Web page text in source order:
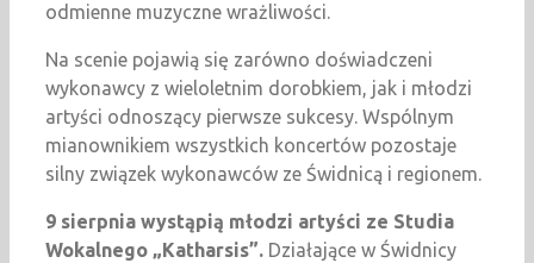
odmienne muzyczne wrażliwości.
Na scenie pojawią się zarówno doświadczeni
wykonawcy z wieloletnim dorobkiem, jak i młodzi
artyści odnoszący pierwsze sukcesy. Wspólnym
mianownikiem wszystkich koncertów pozostaje
silny związek wykonawców ze Świdnicą i regionem.
9 sierpnia wystąpią młodzi artyści ze Studia
Wokalnego „Katharsis”. Działające w Świdnicy